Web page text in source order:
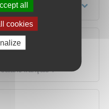
français ?
all
cookies